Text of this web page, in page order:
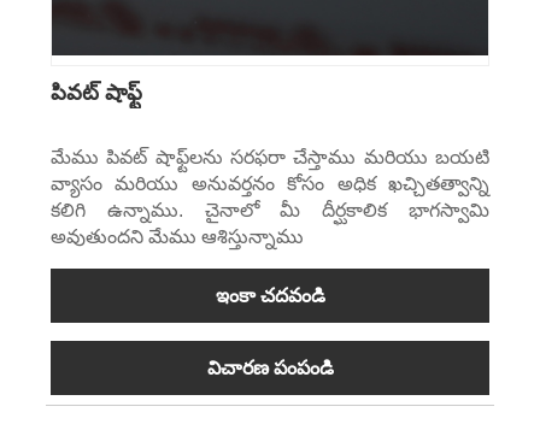
పివట్ షాఫ్ట్
మేము పివట్ షాఫ్ట్‌లను సరఫరా చేస్తాము మరియు బయటి
వ్యాసం మరియు అనువర్తనం కోసం అధిక ఖచ్చితత్వాన్ని
కలిగి ఉన్నాము. చైనాలో మీ దీర్ఘకాలిక భాగస్వామి
అవుతుందని మేము ఆశిస్తున్నాము
ఇంకా చదవండి
విచారణ పంపండి